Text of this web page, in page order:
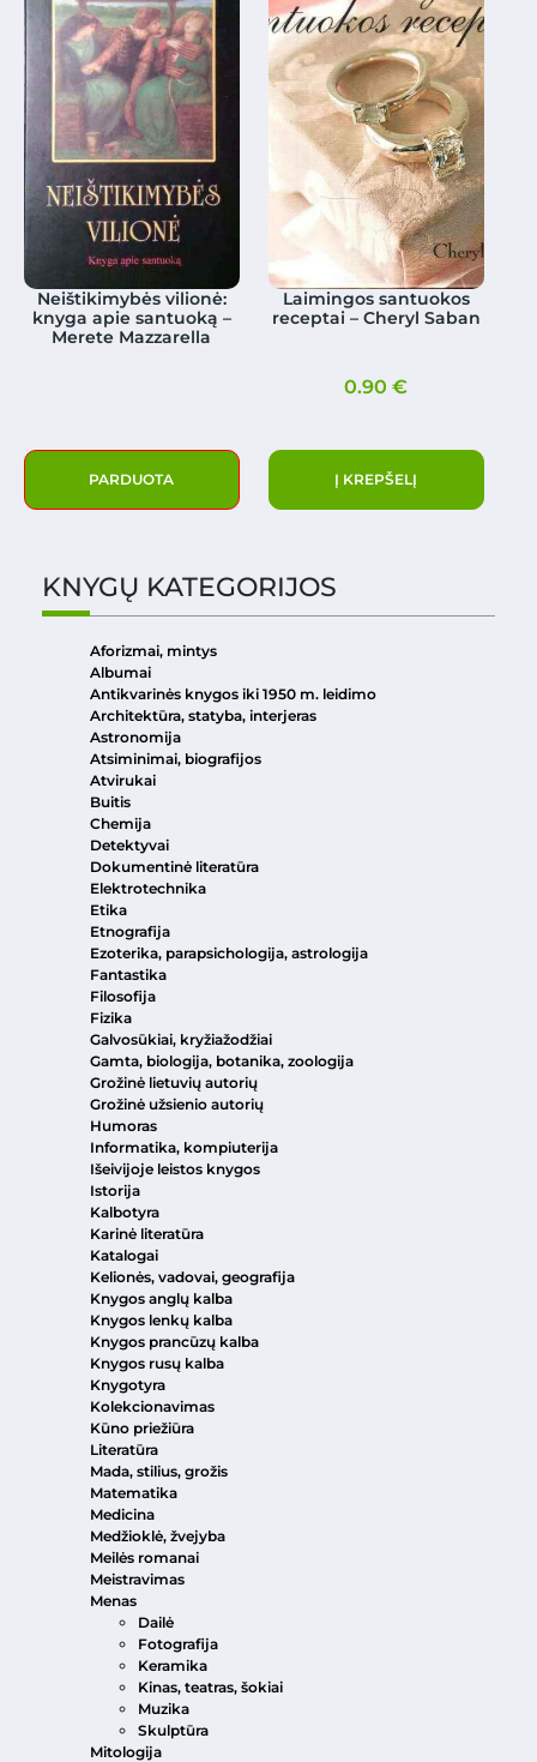
Neištikimybės vilionė:
knyga apie santuoką –
Merete Mazzarella
PARDUOTA
Laimingos santuokos
receptai – Cheryl Saban
0.90€
Į KREPŠELĮ
KNYGŲ KATEGORIJOS
Aforizmai, mintys
Albumai
Antikvarinės knygos iki 1950 m. leidimo
Architektūra, statyba, interjeras
Astronomija
Atsiminimai, biografijos
Atvirukai
Buitis
Chemija
Detektyvai
Dokumentinė literatūra
Elektrotechnika
Etika
Etnografija
Ezoterika, parapsichologija, astrologija
Fantastika
Filosofija
Fizika
Galvosūkiai, kryžiažodžiai
Gamta, biologija, botanika, zoologija
Grožinė lietuvių autorių
Grožinė užsienio autorių
Humoras
Informatika, kompiuterija
Išeivijoje leistos knygos
Istorija
Kalbotyra
Karinė literatūra
Katalogai
Kelionės, vadovai, geografija
Knygos anglų kalba
Knygos lenkų kalba
Knygos prancūzų kalba
Knygos rusų kalba
Knygotyra
Kolekcionavimas
Kūno priežiūra
Literatūra
Mada, stilius, grožis
Matematika
Medicina
Medžioklė, žvejyba
Meilės romanai
Meistravimas
Menas
Dailė
Fotografija
Keramika
Kinas, teatras, šokiai
Muzika
Skulptūra
Mitologija